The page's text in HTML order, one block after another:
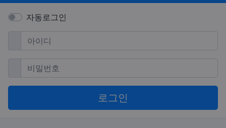
자동로그인
아이디 필수
비밀번호필수
로그인